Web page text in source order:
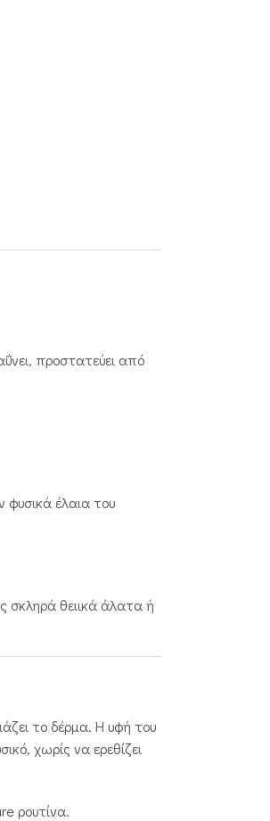
προστατεύει από
φυσικά έλαια του
σκληρά θειικά άλατα ή
το δέρμα. Η υφή του
χωρίς να ερεθίζει
ρουτίνα.